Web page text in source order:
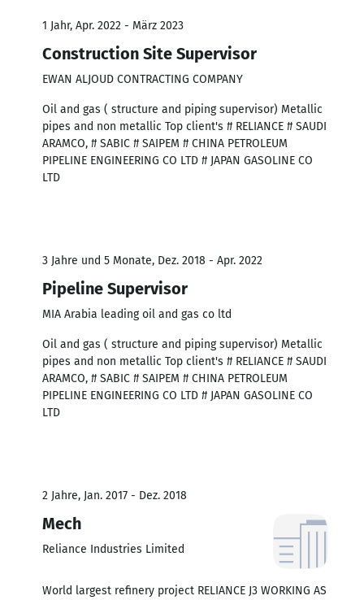
1 Jahr, Apr. 2022 - März 2023
Construction Site Supervisor
EWAN ALJOUD CONTRACTING COMPANY
Oil and gas ( structure and piping supervisor) Metallic
pipes and non metallic Top client's # RELIANCE # SAUDI
ARAMCO, # SABIC # SAIPEM # CHINA PETROLEUM
PIPELINE ENGINEERING CO LTD # JAPAN GASOLINE CO
LTD
3 Jahre und 5 Monate, Dez. 2018 - Apr. 2022
Pipeline Supervisor
MIA Arabia leading oil and gas co ltd
Oil and gas ( structure and piping supervisor) Metallic
pipes and non metallic Top client's # RELIANCE # SAUDI
ARAMCO, # SABIC # SAIPEM # CHINA PETROLEUM
PIPELINE ENGINEERING CO LTD # JAPAN GASOLINE CO
LTD
2 Jahre, Jan. 2017 - Dez. 2018
Mech
Reliance Industries Limited
World largest refinery project RELIANCE J3 WORKING AS